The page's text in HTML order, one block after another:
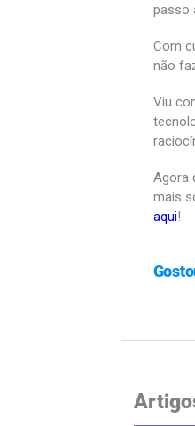
passo
Com
não
Viu
Agora
mais
aqui!